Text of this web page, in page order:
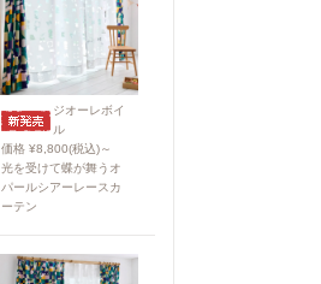
ジオーレボイ
ル
価格 ¥8,800(税込)～
光を受けて蝶が舞うオ
パールシアーレースカ
ーテン